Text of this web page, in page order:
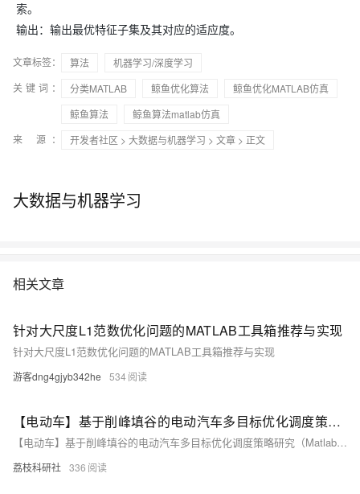
索。
输出：输出最优特征子集及其对应的适应度。
文章标签： 算法
机器学习/深度学习
关键词：
分类MATLAB 鲸鱼优化算法
鲸鱼优化MATLAB仿真
鲸鱼算法
鲸鱼算法matlab仿真
来 源：
开发者社区 > 大数据与机器学习 > 文章 > 正文
大数据与机器学习
相关文章
针对大尺度L1范数优化问题的MATLAB工具箱推荐与实现
针对大尺度L1范数优化问题的MATLAB工具箱推荐与实现
游客dng4gjyb342he 534
【电动车】基于削峰填谷的电动汽车多目标优化调度策略研究（Matlab代码实现）
【电动车】基于削峰填谷的电动汽车多目标优化调度策略研究（Matlab代码实现）
荔枝科研社 336